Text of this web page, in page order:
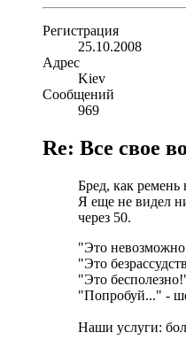
Регистрация
25.10.2008
Адрес
Kiev
Сообщений
969
Re: Все свое
Бред, как
Я еще не видел
через 50.
"Это
"Это
"Это
"Попробуй..." -
Наши услуги: